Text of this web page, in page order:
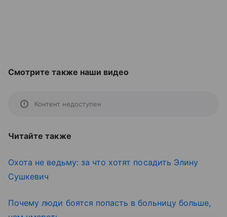
Смотрите также наши видео
Контент недоступен
Читайте также
Охота не ведьму: за что хотят посадить Элину
Сушкевич
Почему люди боятся попасть в больницу больше,